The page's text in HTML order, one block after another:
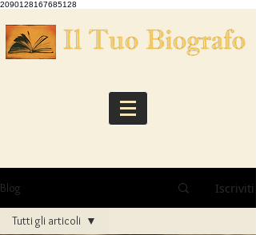
2090128167685128
Blog Iscriviti
Tutti gli articoli